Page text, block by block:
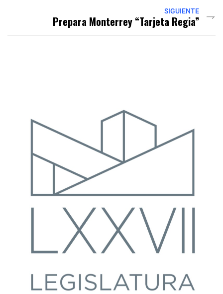
SIGUIENTE
Prepara Monterrey “Tarjeta Regia”